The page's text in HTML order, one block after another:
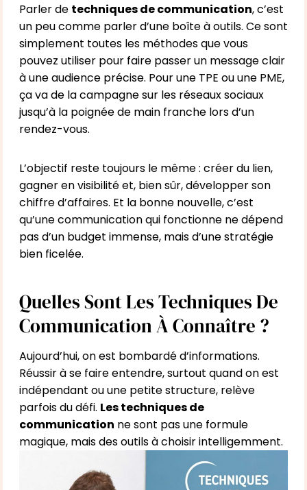
Parler de techniques de communication, c’est
un peu comme parler d’une boîte à outils. Ce sont
simplement toutes les méthodes que vous
pouvez utiliser pour faire passer un message clair
à une audience précise. Pour une TPE ou une PME,
ça va de la campagne sur les réseaux sociaux
jusqu’à la poignée de main franche lors d’un
rendez-vous.
L’objectif reste toujours le même : créer du lien,
gagner en visibilité et, bien sûr, développer son
chiffre d’affaires. Et la bonne nouvelle, c’est
qu’une communication qui fonctionne ne dépend
pas d’un budget immense, mais d’une stratégie
bien ficelée.
Quelles Sont Les Techniques De
Communication À Connaître ?
Aujourd’hui, on est bombardé d’informations.
Réussir à se faire entendre, surtout quand on est
indépendant ou une petite structure, relève
parfois du défi. Les techniques de
communication ne sont pas une formule
magique, mais des outils à choisir intelligemment.